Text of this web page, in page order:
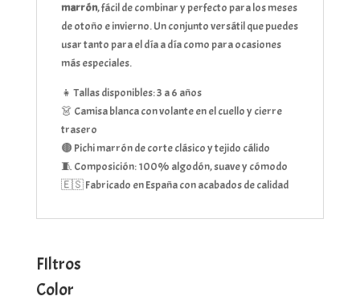
marrón, fácil de combinar y perfecto para los meses
de otoño e invierno. Un conjunto versátil que puedes
usar tanto para el día a día como para ocasiones
más especiales.
👧 Tallas disponibles: 3 a 6 años
👗 Camisa blanca con volante en el cuello y cierre
trasero
🟤 Pichi marrón de corte clásico y tejido cálido
🧵 Composición: 100% algodón, suave y cómodo
🇪🇸 Fabricado en España con acabados de calidad
FIltros
Color